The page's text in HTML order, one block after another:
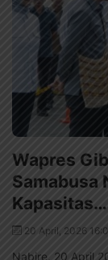
Wapres
Samabusa
Kapasitas…
20 April, 2026
Nabire, 20 April